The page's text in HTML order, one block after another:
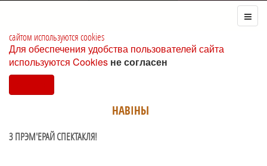
сайтом используются cookies
Для обеспечения удобства пользователей сайта
используются Cookies не согласен
НАВIНЫ
З ПРЭМ'ЕРАЙ СПЕКТАКЛЯ!